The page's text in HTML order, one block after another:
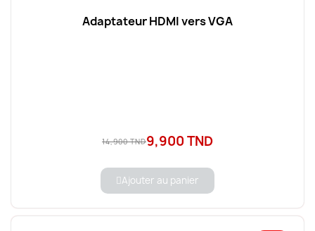
Adaptateur HDMI vers VGA
14,900 TND9,900 TND
Ajouter au panier